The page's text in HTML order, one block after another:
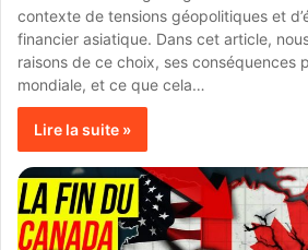
contexte de tensions géopolitiques et
financier asiatique. Dans cet article,
raisons de ce choix, ses conséquences
mondiale, et ce que cela…
Lire la suite »